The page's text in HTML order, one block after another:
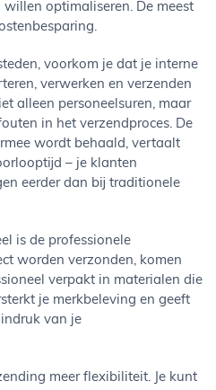
optimaliseren. De meest
voorkom je dat je interne
verwerken en verzenden
alleen personeelsuren, maar
in het verzendproces. De
wordt behaald, vertaalt
– je klanten
eerder dan bij traditionele
is de professionele
worden verzonden, komen
verpakt in materialen die
je merkbeleving en geeft
van je
meer flexibiliteit. Je kunt